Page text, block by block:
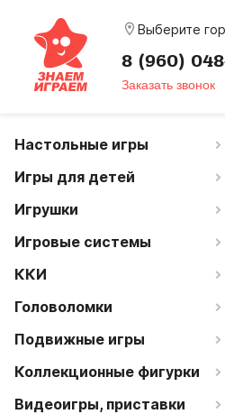
room Выберите
8 (960)
Заказать звонок
Настольные игры
Игры для детей
Игрушки
Игровые системы
ККИ
Головоломки
Подвижные игры
Коллекционные фигурки
Видеоигры, приставки